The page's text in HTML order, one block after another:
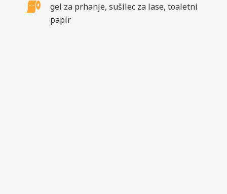
gel za prhanje, sušilec za lase, toaletni
papir